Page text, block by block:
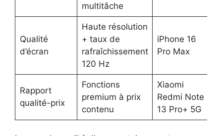
multitâche
Qualité
d’écran
Haute résolution
+ taux de
rafraîchissement
120 Hz
iPhone 16
Pro Max
Rapport
qualité-prix
Fonctions
premium à prix
contenu
Xiaomi
Redmi Note
13 Pro+ 5G